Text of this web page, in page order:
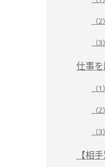
（
（
仕事
（
（
（
【相